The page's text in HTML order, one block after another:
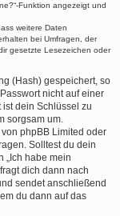
Funktion angezeigt und
weitere Daten
bei Umfragen, der
gesetzte Lesezeichen oder
(Hash) gespeichert, so
nicht auf einer
dein Schlüssel zu
sorgsam um.
phpBB Limited oder
Solltest du dein
„Ich habe mein
dich dann nach
sendet anschließend
du dann auf das